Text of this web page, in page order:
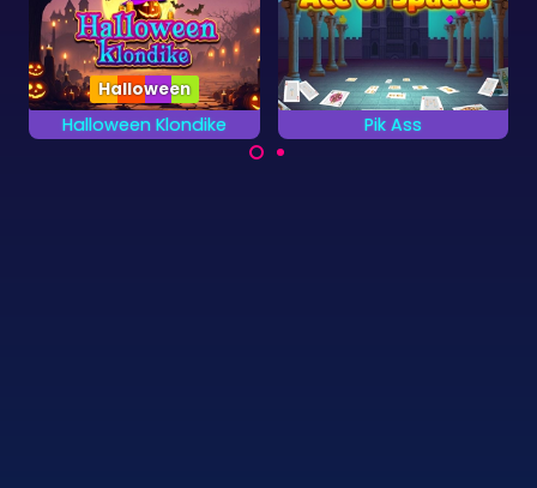
Pik Ass
Finde das Pik Ass in
Halloween Tripeaks
Halloween
Ein sehr gruseliges